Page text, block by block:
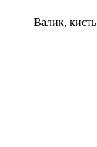
Валик, кисть